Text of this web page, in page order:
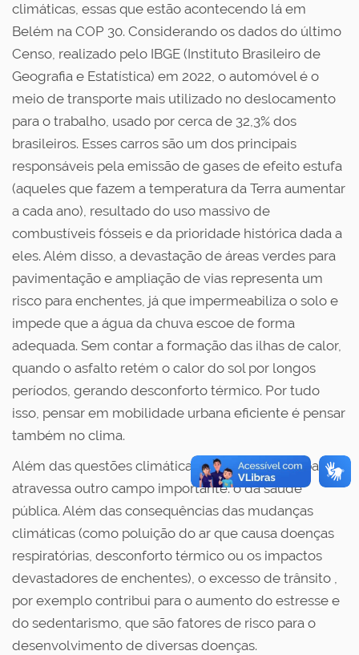
climáticas, essas que estão acontecendo lá em
Belém na COP 30. Considerando os dados do último
Censo, realizado pelo IBGE (Instituto Brasileiro de
Geografia e Estatística) em 2022, o automóvel é o
meio de transporte mais utilizado no deslocamento
para o trabalho, usado por cerca de 32,3% dos
brasileiros. Esses carros são um dos principais
responsáveis pela emissão de gases de efeito estufa
(aqueles que fazem a temperatura da Terra aumentar
a cada ano), resultado do uso massivo de
combustíveis fósseis e da prioridade histórica dada a
eles. Além disso, a devastação de áreas verdes para
pavimentação e ampliação de vias representa um
risco para enchentes, já que impermeabiliza o solo e
impede que a água da chuva escoe de forma
adequada. Sem contar a formação das ilhas de calor,
quando o asfalto retém o calor do sol por longos
períodos, gerando desconforto térmico. Por tudo
isso, pensar em mobilidade urbana eficiente é pensar
também no clima.
Além das questões climáticas, a mobilidade urbana
atravessa outro campo importante: o da saúde
pública. Além das consequências das mudanças
climáticas (como poluição do ar que causa doenças
respiratórias, desconforto térmico ou os impactos
devastadores de enchentes), o excesso de trânsito ,
por exemplo contribui para o aumento do estresse e
do sedentarismo, que são fatores de risco para o
desenvolvimento de diversas doenças.